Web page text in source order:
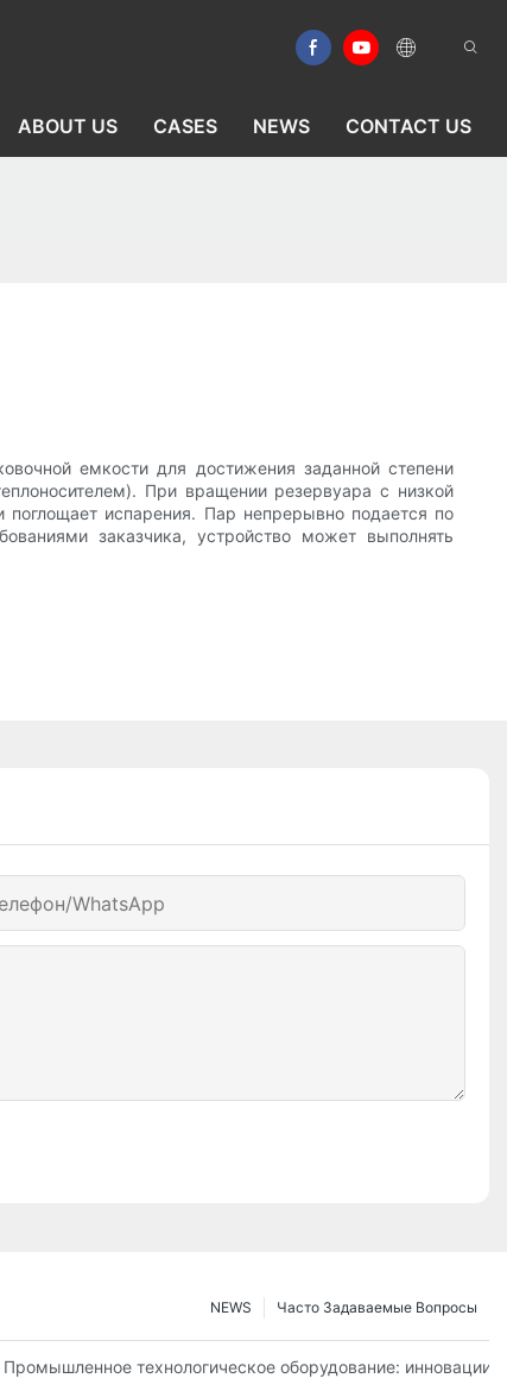
ABOUT US CASES NEWS CONTACT US
емкости для достижения заданной степени
При вращении резервуара с низкой
испарения. Пар непрерывно подается по
заказчика, устройство может выполнять
WhatsApp
Часто Задаваемые Вопросы
NEWS
производства
Промышленное технологическое оборудование: